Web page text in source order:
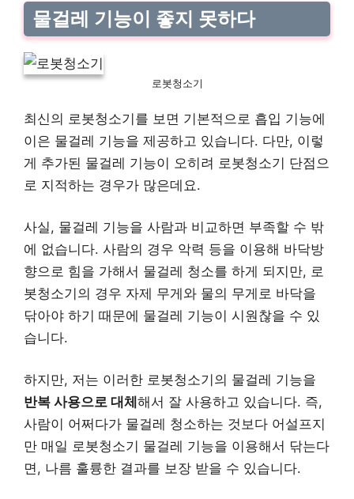
물걸레 기능이 좋지 못하다
로봇청소기
최신의 로봇청소기를 보면 기본적으로 흡입 기능에
이은 물걸레 기능을 제공하고 있습니다. 다만, 이렇
게 추가된 물걸레 기능이 오히려 로봇청소기 단점으
로 지적하는 경우가 많은데요.
사실, 물걸레 기능을 사람과 비교하면 부족할 수 밖
에 없습니다. 사람의 경우 악력 등을 이용해 바닥방
향으로 힘을 가해서 물걸레 청소를 하게 되지만, 로
봇청소기의 경우 자제 무게와 물의 무게로 바닥을
닦아야 하기 때문에 물걸레 기능이 시원찮을 수 있
습니다.
하지만, 저는 이러한 로봇청소기의 물걸레 기능을
반복 사용으로 대체해서 잘 사용하고 있습니다. 즉,
사람이 어쩌다가 물걸레 청소하는 것보다 어설프지
만 매일 로봇청소기 물걸레 기능을 이용해서 닦는다
면, 나름 훌륭한 결과를 보장 받을 수 있습니다.